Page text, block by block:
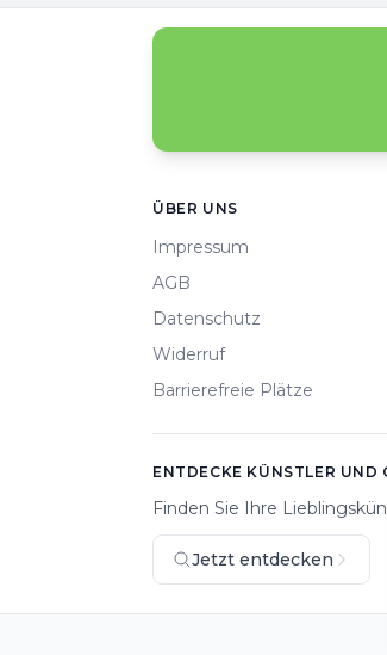
ÜBER UNS
Impressum
AGB
Datenschutz
Widerruf
Barrierefreie Plätze
ENTDECKE KÜNSTLER UND
Finden Sie Ihre
Jetzt entdecken